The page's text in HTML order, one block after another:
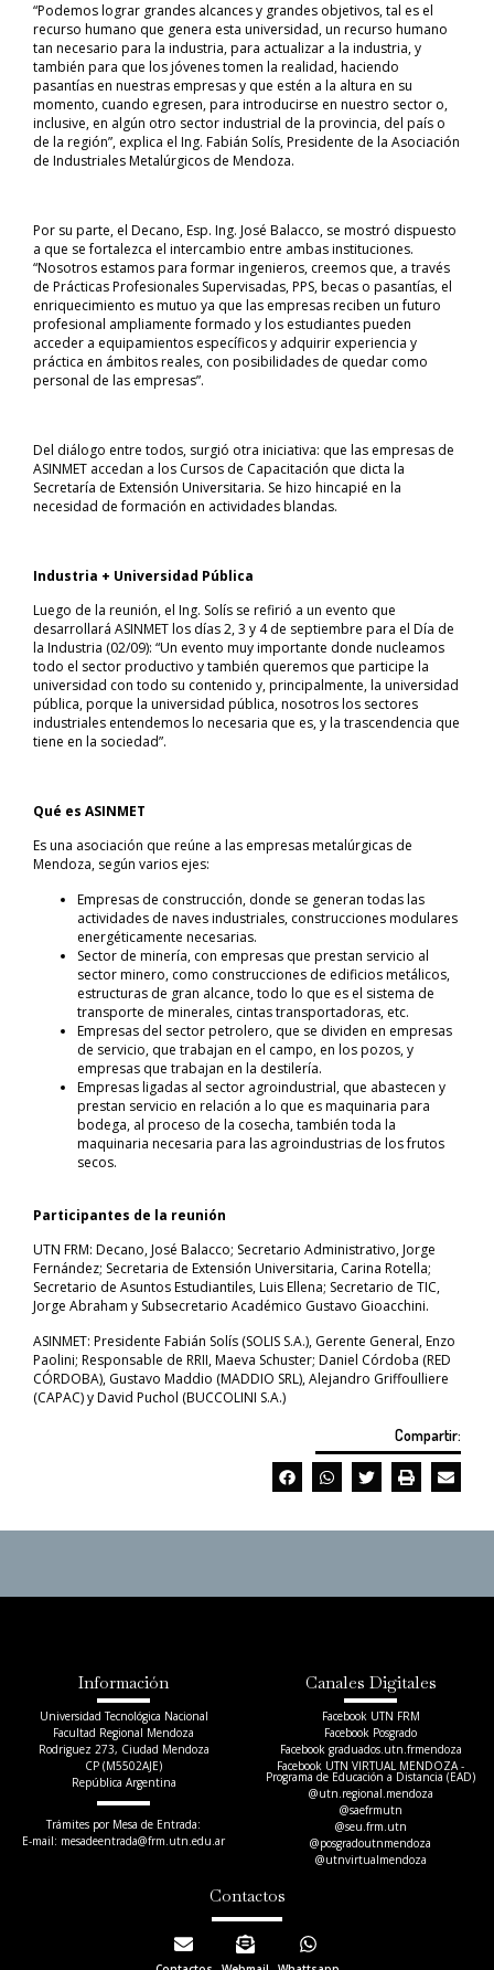
“Podemos lograr grandes alcances y grandes objetivos, tal es el
recurso humano que genera esta universidad, un recurso humano
tan necesario para la industria, para actualizar a la industria, y
también para que los jóvenes tomen la realidad, haciendo
pasantías en nuestras empresas y que estén a la altura en su
momento, cuando egresen, para introducirse en nuestro sector o,
inclusive, en algún otro sector industrial de la provincia, del país o
de la región”, explica el Ing. Fabián Solís, Presidente de la Asociación
de Industriales Metalúrgicos de Mendoza.
Por su parte, el Decano, Esp. Ing. José Balacco, se mostró dispuesto
a que se fortalezca el intercambio entre ambas instituciones.
“Nosotros estamos para formar ingenieros, creemos que, a través
de Prácticas Profesionales Supervisadas, PPS, becas o pasantías, el
enriquecimiento es mutuo ya que las empresas reciben un futuro
profesional ampliamente formado y los estudiantes pueden
acceder a equipamientos específicos y adquirir experiencia y
práctica en ámbitos reales, con posibilidades de quedar como
personal de las empresas”.
Del diálogo entre todos, surgió otra iniciativa: que las empresas de
ASINMET accedan a los Cursos de Capacitación que dicta la
Secretaría de Extensión Universitaria. Se hizo hincapié en la
necesidad de formación en actividades blandas.
Industria + Universidad Pública
Luego de la reunión, el Ing. Solís se refirió a un evento que
desarrollará ASINMET los días 2, 3 y 4 de septiembre para el Día de
la Industria (02/09): “Un evento muy importante donde nucleamos
todo el sector productivo y también queremos que participe la
universidad con todo su contenido y, principalmente, la universidad
pública, porque la universidad pública, nosotros los sectores
industriales entendemos lo necesaria que es, y la trascendencia que
tiene en la sociedad”.
Qué es ASINMET
Es una asociación que reúne a las empresas metalúrgicas de
Mendoza, según varios ejes:
Empresas de construcción, donde se generan todas las
actividades de naves industriales, construcciones modulares
energéticamente necesarias.
Sector de minería, con empresas que prestan servicio al
sector minero, como construcciones de edificios metálicos,
estructuras de gran alcance, todo lo que es el sistema de
transporte de minerales, cintas transportadoras, etc.
Empresas del sector petrolero, que se dividen en empresas
de servicio, que trabajan en el campo, en los pozos, y
empresas que trabajan en la destilería.
Empresas ligadas al sector agroindustrial, que abastecen y
prestan servicio en relación a lo que es maquinaria para
bodega, al proceso de la cosecha, también toda la
maquinaria necesaria para las agroindustrias de los frutos
secos.
Participantes de la reunión
UTN FRM: Decano, José Balacco; Secretario Administrativo, Jorge
Fernández; Secretaria de Extensión Universitaria, Carina Rotella;
Secretario de Asuntos Estudiantiles, Luis Ellena; Secretario de TIC,
Jorge Abraham y Subsecretario Académico Gustavo Gioacchini.
ASINMET: Presidente Fabián Solís (SOLIS S.A.), Gerente General, Enzo
Paolini; Responsable de RRII, Maeva Schuster; Daniel Córdoba (RED
CÓRDOBA), Gustavo Maddio (MADDIO SRL), Alejandro Griffoulliere
(CAPAC) y David Puchol (BUCCOLINI S.A.)
Compartir:
Información
Universidad Tecnológica Nacional
Facultad Regional Mendoza
Rodriguez 273, Ciudad Mendoza
CP (M5502AJE)
República Argentina
Trámites por Mesa de Entrada:
E-mail: mesadeentrada@frm.utn.edu.ar​
Canales Digitales
Facebook UTN FRM
Facebook Posgrado
Facebook graduados.utn.frmendoza
Facebook UTN VIRTUAL MENDOZA -
Programa de Educación a Distancia (EAD)
@utn.regional.mendoza
@saefrmutn
@seu.frm.utn
@posgradoutnmendoza
@utnvirtualmendoza
Contactos